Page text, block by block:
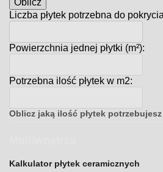
Liczba płytek potrzebna do
Powierzchnia jednej płytki (m²):
Potrzebna ilość płytek w m2:
Oblicz jaką ilość płytek potrzebujesz
Kalkulator płytek ceramicznych